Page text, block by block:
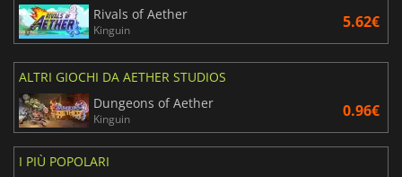
Rivals of Aether
Kinguin 5.62€
ALTRI GIOCHI DA AETHER STUDIOS
Dungeons of Aether
Kinguin 0.96€
I PIÙ POPOLARI